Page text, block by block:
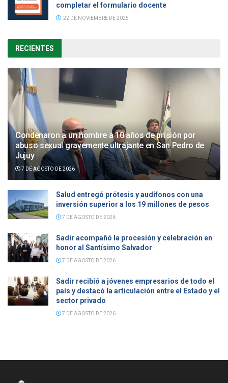
completar el formulario docente
22 DE NOVIEMBRE DE 2025
RECIENTES
Condenaron a un hombre a 10 años de prisión por
abuso sexual gravemente ultrajante en San Pedro de
Jujuy
7 DE AGOSTO DE 2026
Salud entregó prótesis y audífonos con una
inversión superior a los 19 millones de pesos
7 DE AGOSTO DE 2026
Sadir acompañó la procesión y celebración en
honor al Santísimo Salvador
7 DE AGOSTO DE 2026
Sadir recibió a jóvenes empresarios de todo el
país y destacó la articulación entre el Estado y el
sector privado
7 DE AGOSTO DE 2026